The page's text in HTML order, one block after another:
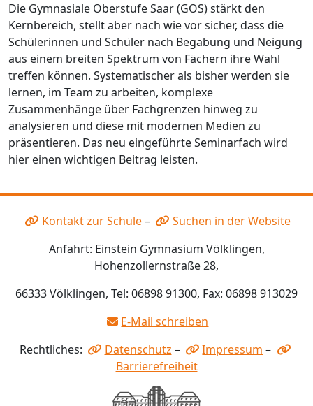
Die Gymnasiale Oberstufe Saar (GOS) stärkt den
Kernbereich, stellt aber nach wie vor sicher, dass die
Schülerinnen und Schüler nach Begabung und Neigung
aus einem breiten Spektrum von Fächern ihre Wahl
treffen können. Systematischer als bisher werden sie
lernen, im Team zu arbeiten, komplexe
Zusammenhänge über Fachgrenzen hinweg zu
analysieren und diese mit modernen Medien zu
präsentieren. Das neu eingeführte Seminarfach wird
hier einen wichtigen Beitrag leisten.
Kontakt zur Schule–
Suchen in der Website
Anfahrt: Einstein Gymnasium Völklingen,
Hohenzollernstraße 28,
66333 Völklingen, Tel: 06898 91300, Fax: 06898 913029
E-Mail schreiben
Rechtliches:
Datenschutz – Impressum –
Barrierefreiheit